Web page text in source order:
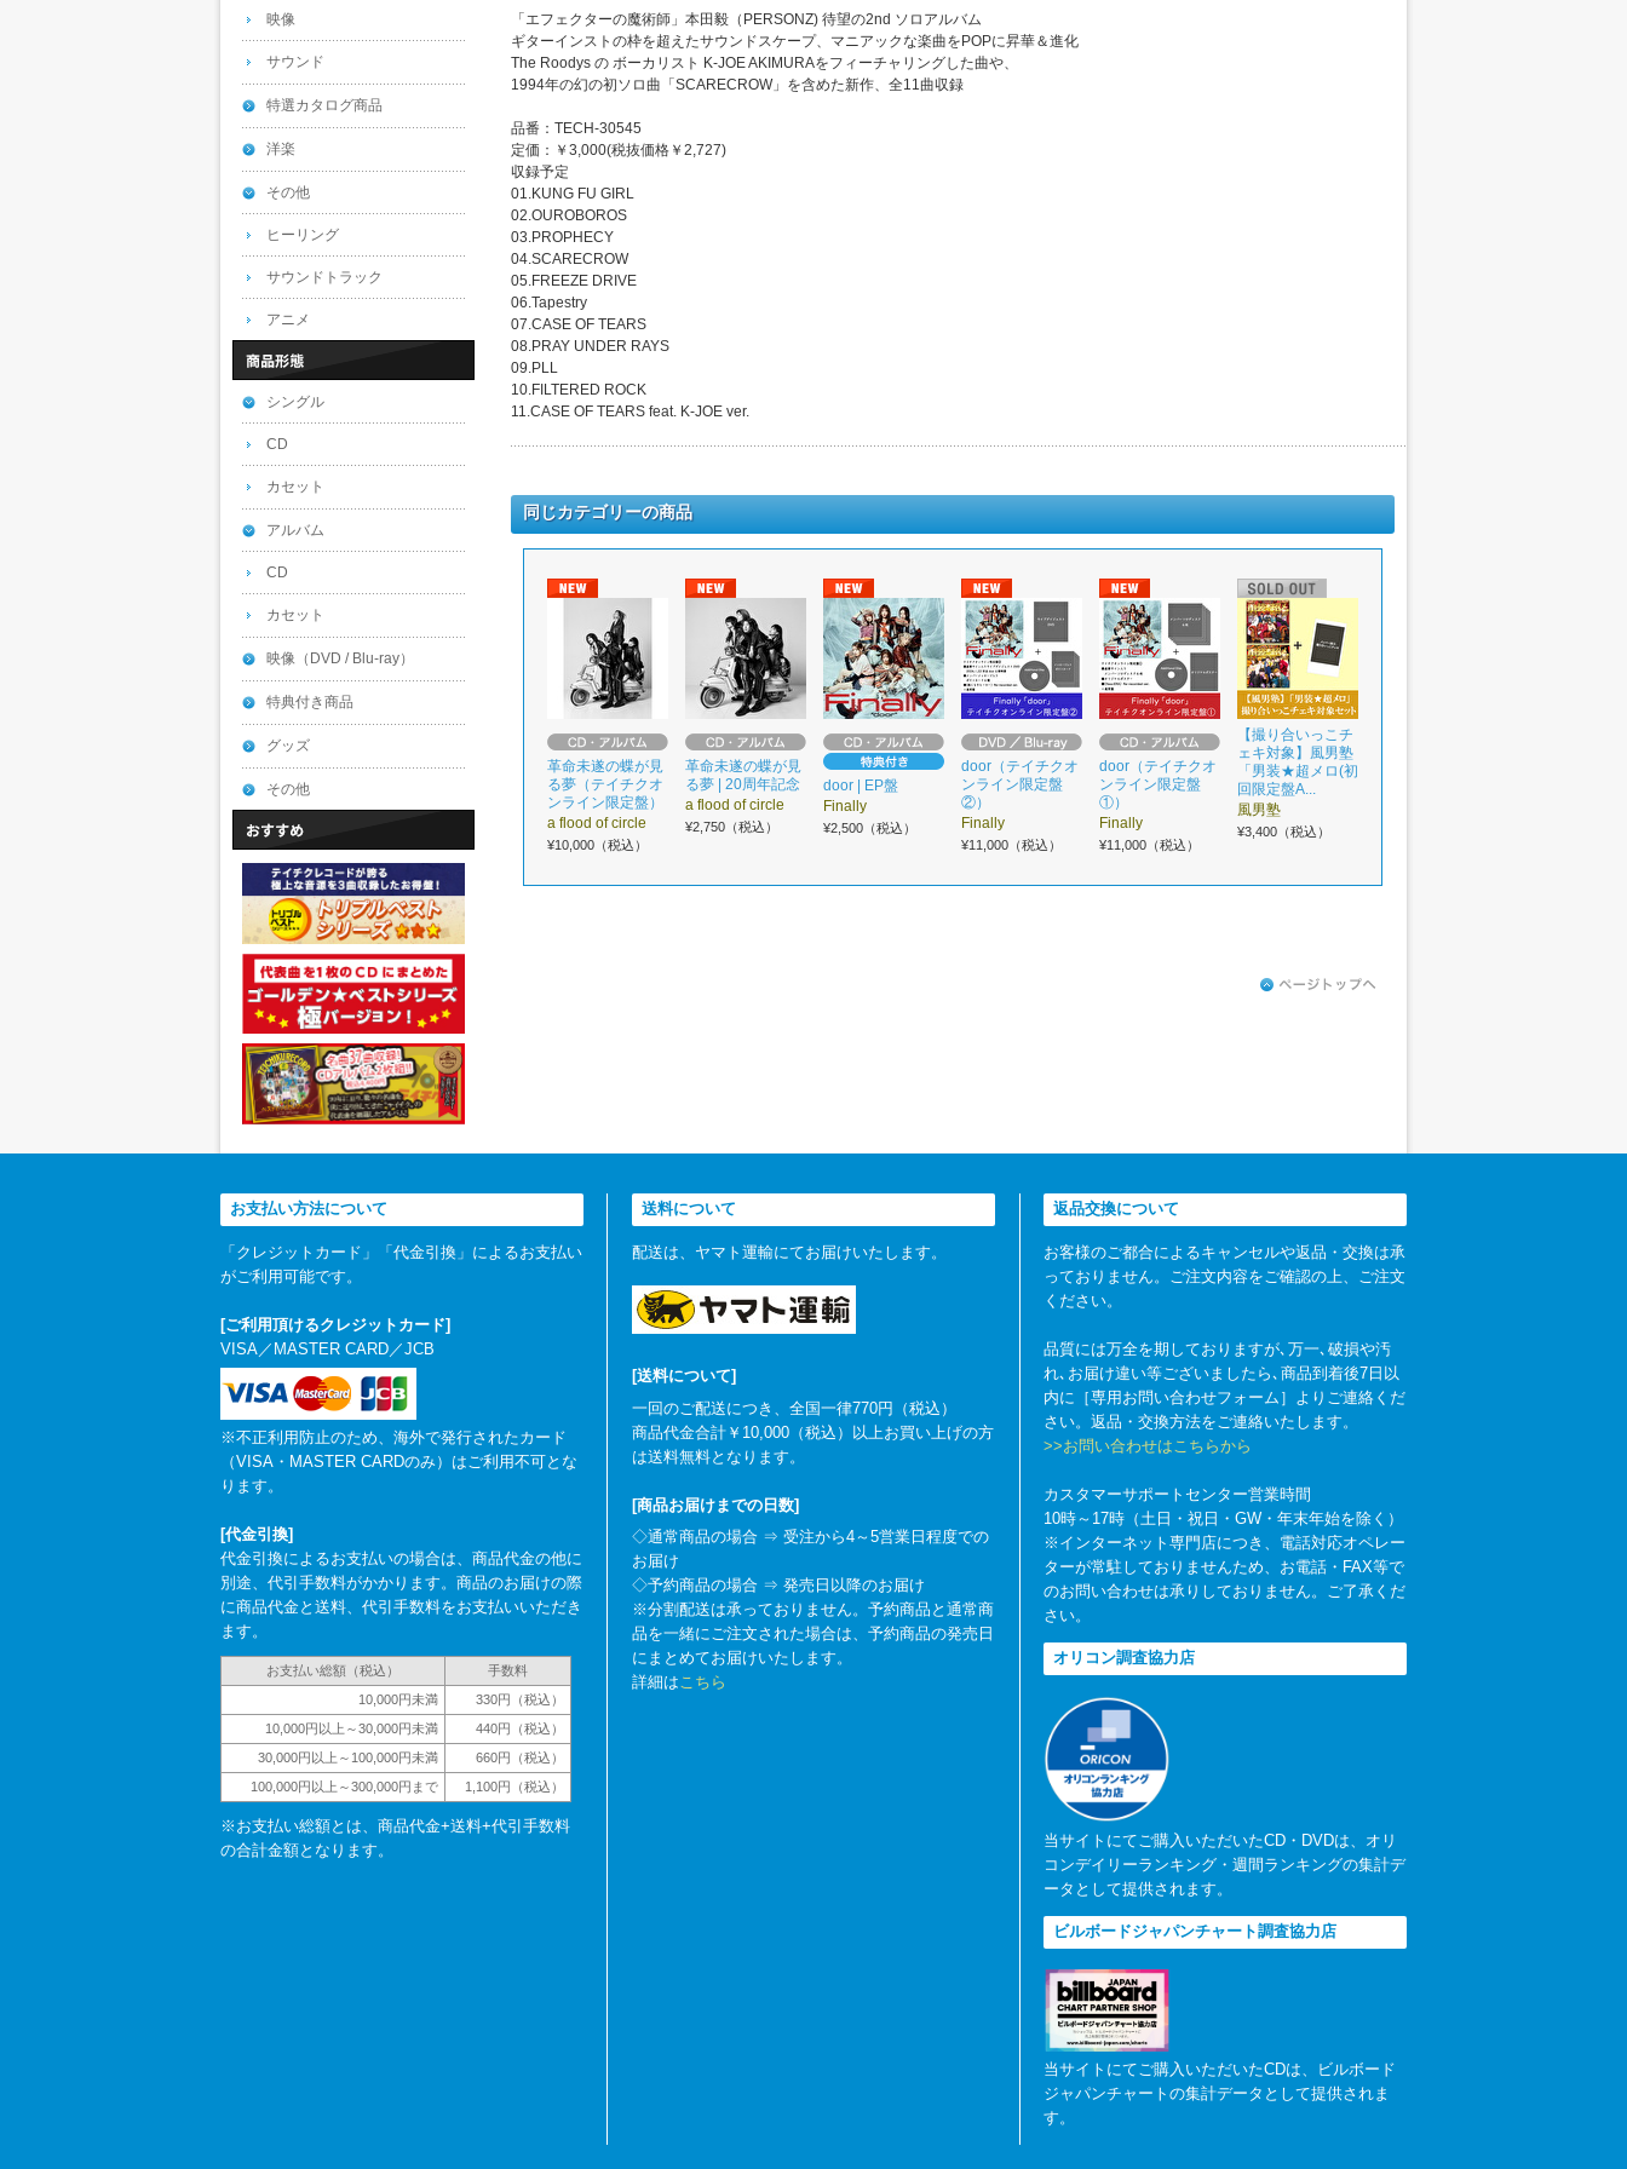
「エフェクターの魔術師」本田毅（PERSONZ) 待望の2nd ソロアルバム
ギターインストの枠を超えたサウンドスケープ、マニアックな楽曲をPOPに昇華＆進化
The Roodys の ボーカリスト K-JOE AKIMURAをフィーチャリングした曲や、
1994年の幻の初ソロ曲「SCARECROW」を含めた新作、全11曲収録
品番：TECH-30545
定価：￥3,000(税抜価格￥2,727)
収録予定
01.KUNG FU GIRL
02.OUROBOROS
03.PROPHECY
04.SCARECROW
05.FREEZE DRIVE
06.Tapestry
07.CASE OF TEARS
08.PRAY UNDER RAYS
09.PLL
10.FILTERED ROCK
11.CASE OF TEARS feat. K-JOE ver.
同じカテゴリーの商品
革命未遂の蝶が見
る夢（テイチクオ
ンライン限定盤）
a flood of circle
¥10,000（税込）
革命未遂の蝶が見
る夢 | 20周年記念
a flood of circle
¥2,750（税込）
door | EP盤
Finally
¥2,500（税込）
door（テイチクオ
ンライン限定盤
②）
Finally
¥11,000（税込）
door（テイチクオ
ンライン限定盤
①）
Finally
¥11,000（税込）
【撮り合いっこチ
ェキ対象】風男塾
「男装★超メロ(初
回限定盤A...
風男塾
¥3,400（税込）
映像
サウンド
特選カタログ商品
洋楽
その他
ヒーリング
サウンドトラック
アニメ
シングル
CD
カセット
アルバム
CD
カセット
映像（DVD / Blu-ray）
特典付き商品
グッズ
その他
お支払い方法について
「クレジットカード」「代金引換」によるお支払い
がご利用可能です。
[ご利用頂けるクレジットカード]
VISA／MASTER CARD／JCB
※不正利用防止のため、海外で発行されたカード
（VISA・MASTER CARDのみ）はご利用不可とな
ります。
[代金引換]
代金引換によるお支払いの場合は、商品代金の他に
別途、代引手数料がかかります。商品のお届けの際
に商品代金と送料、代引手数料をお支払いいただき
ます。
お支払い総額（税込）
手数料
10,000円未満
330円（税込）
10,000円以上～30,000円未満
440円（税込）
30,000円以上～100,000円未満
660円（税込）
100,000円以上～300,000円まで
1,100円（税込）
※お支払い総額とは、商品代金+送料+代引手数料
の合計金額となります。
送料について
配送は、ヤマト運輸にてお届けいたします。
[送料について]
一回のご配送につき、全国一律770円（税込）
商品代金合計￥10,000（税込）以上お買い上げの方
は送料無料となります。
[商品お届けまでの日数]
◇通常商品の場合 ⇒ 受注から4～5営業日程度での
お届け
◇予約商品の場合 ⇒ 発売日以降のお届け
※分割配送は承っておりません。予約商品と通常商
品を一緒にご注文された場合は、予約商品の発売日
にまとめてお届けいたします。
詳細はこちら
返品交換について
お客様のご都合によるキャンセルや返品・交換は承
っておりません。ご注文内容をご確認の上、ご注文
ください。
品質には万全を期しておりますが､万一､破損や汚
れ､お届け違い等ございましたら､商品到着後7日以
内に［専用お問い合わせフォーム］よりご連絡くだ
さい。返品・交換方法をご連絡いたします。
>>お問い合わせはこちらから
カスタマーサポートセンター営業時間
10時～17時（土日・祝日・GW・年末年始を除く）
※インターネット専門店につき、電話対応オペレー
ターが常駐しておりませんため、お電話・FAX等で
のお問い合わせは承りしておりません。ご了承くだ
さい。
オリコン調査協力店
当サイトにてご購入いただいたCD・DVDは、オリ
コンデイリーランキング・週間ランキングの集計デ
ータとして提供されます。
ビルボードジャパンチャート調査協力店
当サイトにてご購入いただいたCDは、ビルボード
ジャパンチャートの集計データとして提供されま
す。